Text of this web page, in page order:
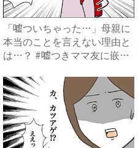
「嘘ついちゃった…」母親に
本当のことを言えない理由と
は…？ #嘘つきママ友に嵌